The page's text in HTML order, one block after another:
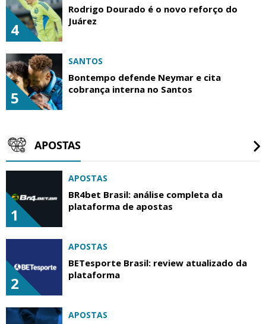
4
Rodrigo Dourado é o novo reforço do
Juárez
5
SANTOS
Bontempo defende Neymar e cita
cobrança interna no Santos
APOSTAS
1
APOSTAS
BR4bet Brasil: análise completa da
plataforma de apostas
2
APOSTAS
BETesporte Brasil: review atualizado da
plataforma
APOSTAS